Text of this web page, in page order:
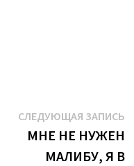
СЛЕДУЮЩАЯ ЗАПИСЬ
МНЕ НЕ НУЖЕН
МАЛИБУ, Я В